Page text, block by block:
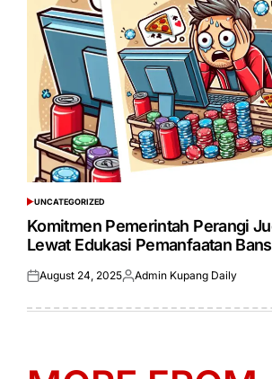
POSTED
IN
UNCATEGORIZED
Komitmen Pemerintah Perangi
Lewat Edukasi Pemanfaatan
Posted
August 24, 2025Posted
Admin Kupang Daily